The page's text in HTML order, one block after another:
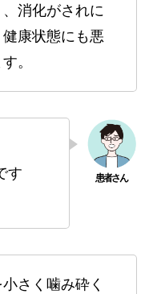
消化がされに
康状態にも悪
。
す
さく噛み砕く